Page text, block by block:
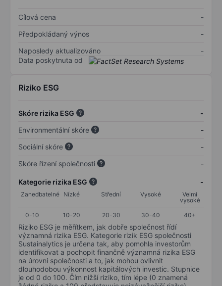
Cílová cena
-
Předpokládaný výnos
-
Naposledy aktualizováno
-
Data poskytnuta od
Riziko ESG
Skóre rizika ESG
-
Environmentální skóre
-
Sociální skóre
-
Skóre řízení společnosti
-
Kategorie rizika ESG -
Zanedbatelné Nízké Střední Vysoké
Velmi
vysoké
0-10
10-20 20-30 30-40 40+
Riziko ESG je měřítkem, jak dobře společnost řídí
významná rizika ESG. Kategorie rizik ESG společnosti
Sustainalytics je určena tak, aby pomohla investorům
identifikovat a pochopit finančně významná rizika ESG
na úrovni společnosti a to, jak mohou ovlivnit
dlouhodobou výkonnost kapitálových investic. Stupnice
je od 0 do 100. Čím nižší riziko, tím lépe (0 znamená